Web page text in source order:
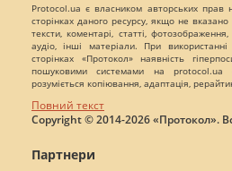
Protocol.ua є власником авторських
сторінках даного ресурсу, якщо не
тексти, коментарі, статті,
аудіо, інші матеріали. При
сторінках «Протокол» наявність
пошуковими системами на protocol.ua
розуміється копіювання, адаптація,
Повний текст
Copyright © 2014-2026 «Протокол».
Партнери